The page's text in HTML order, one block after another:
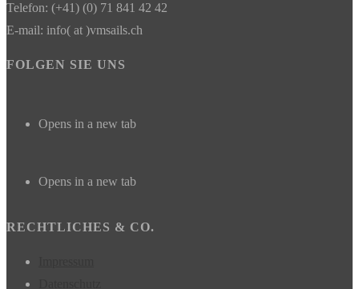
Telefon: (+41) (0) 71 841 42 42
E-mail: info( at )vmsails.ch
FOLGEN SIE UNS
Opens in a new tab
Opens in a new tab
RECHTLICHES & CO.